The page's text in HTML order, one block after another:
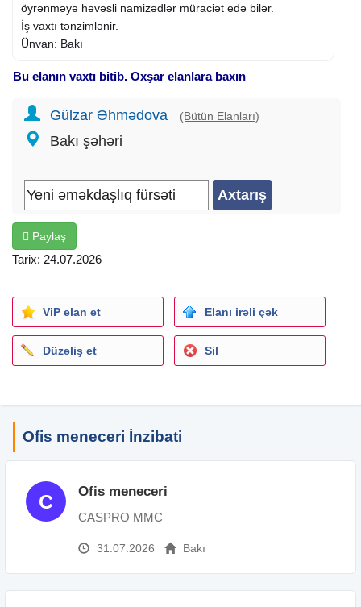
öyrənməyə həvəsli namizədlər müraciət edə bilər.
İş vaxtı tənzimlənir.
Ünvan: Bakı
Bu elanın vaxtı bitib. Oxşar elanlara baxın
Gülzar Əhmədova (Bütün Elanları)
Bakı şəhəri
Paylaş
Tarix: 24.07.2026
ViP elan et Elanı irəli çək
Düzəliş et Sil
Ofis meneceri İnzibati
C Ofis meneceri
CASPRO MMC
31.07.2026 Bakı